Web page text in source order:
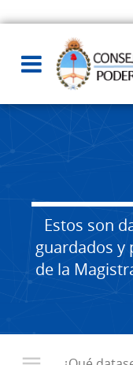
Estos son
guardados y
de la